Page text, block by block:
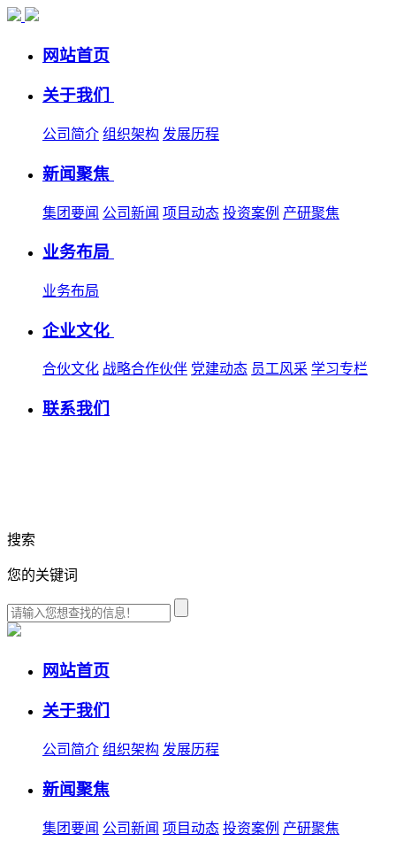
网站首页
关于我们
公司简介 组织架构 发展历程
新闻聚焦
集团要闻 公司新闻 项目动态 投资案例 产研聚焦
业务布局
业务布局
企业文化
合伙文化 战略合作伙伴 党建动态 员工风采 学习专栏
联系我们
搜索
您的关键词
网站首页
关于我们
公司简介 组织架构 发展历程
新闻聚焦
集团要闻 公司新闻 项目动态 投资案例 产研聚焦